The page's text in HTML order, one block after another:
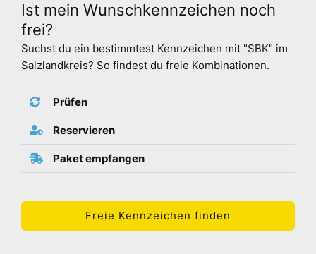
Ist mein Wunschkennzeichen noch
frei?
Suchst du ein bestimmtest Kennzeichen mit "SBK" im
Salzlandkreis? So findest du freie Kombinationen.
Prüfen
Reservieren
Paket empfangen
Freie Kennzeichen finden